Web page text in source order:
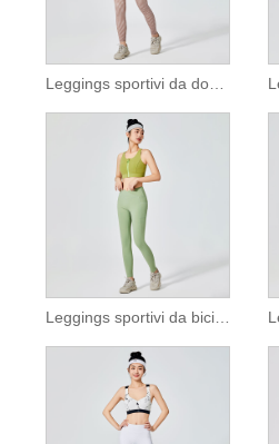
Leggings sportivi da donna con motivo scozzese marrone
Leggings sportivi da bici da donna con tasca